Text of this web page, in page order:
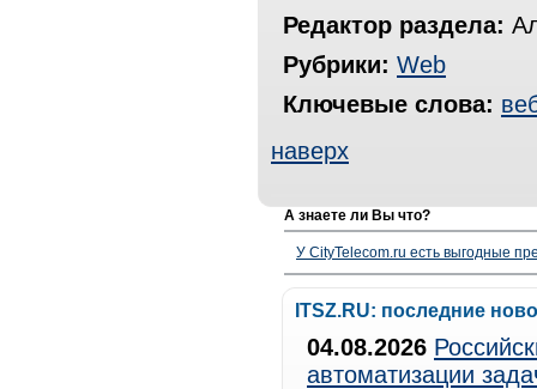
Редактор раздела:
Рубрики: Web
Ключевые слова:
наверх
А знаете ли Вы что?
У CityTelecom.ru есть выгодные
ITSZ.RU: последние
04.08.2026
автоматизации